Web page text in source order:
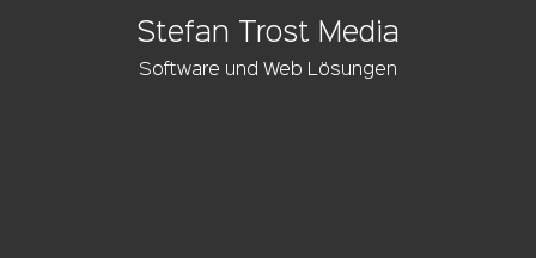
Stefan Trost Media
Software und Web Lösungen